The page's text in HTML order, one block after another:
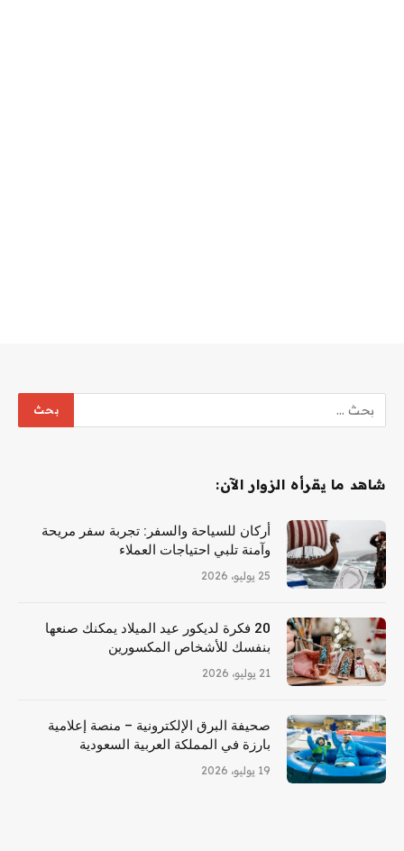
شاهد ما يقرأه الزوار الآن:
أركان للسياحة والسفر: تجربة سفر مريحة
وآمنة تلبي احتياجات العملاء
25 يوليو، 2026
20 فكرة لديكور عيد الميلاد يمكنك صنعها
بنفسك للأشخاص المكسورين
21 يوليو، 2026
صحيفة البرق الإلكترونية – منصة إعلامية
بارزة في المملكة العربية السعودية
19 يوليو، 2026